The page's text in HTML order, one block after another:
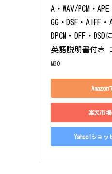
A・WAV/PCM・
GG・DSF・AIFF・
DPCM・DFF・
英語説明書付き
M30
Amazon
楽天市
Yahoo!ショッ